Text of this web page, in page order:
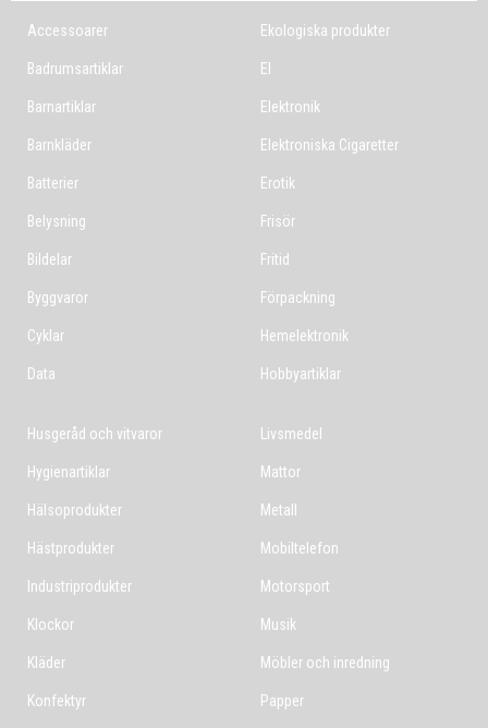
Accessoarer
Badrumsartiklar
Barnartiklar
Barnkläder
Batterier
Belysning
Bildelar
Byggvaror
Cyklar
Data
Ekologiska produkter
El
Elektronik
Elektroniska Cigaretter
Erotik
Frisör
Fritid
Förpackning
Hemelektronik
Hobbyartiklar
Husgeråd och vitvaror
Hygienartiklar
Hälsoprodukter
Hästprodukter
Industriprodukter
Klockor
Kläder
Konfektyr
Livsmedel
Mattor
Metall
Mobiltelefon
Motorsport
Musik
Möbler och inredning
Papper